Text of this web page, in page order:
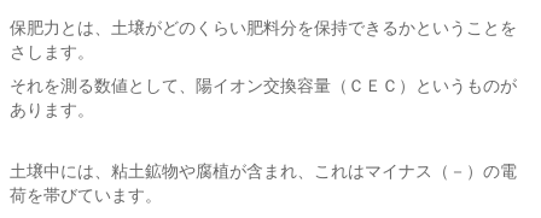
保肥力とは、土壌がどのくらい肥料分を保持できるかということを
さします。
それを測る数値として、陽イオン交換容量（ＣＥＣ）というものが
あります。
土壌中には、粘土鉱物や腐植が含まれ、これはマイナス（－）の電
荷を帯びています。